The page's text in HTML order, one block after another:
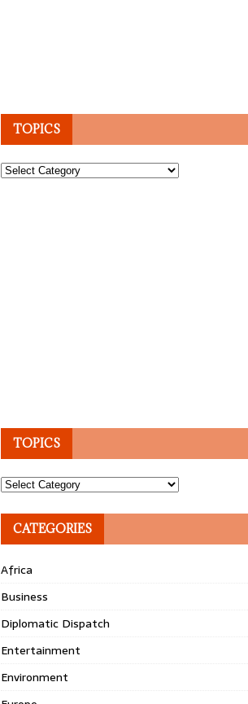
TOPICS
Topics
TOPICS
Topics
CATEGORIES
Africa
Business
Diplomatic Dispatch
Entertainment
Environment